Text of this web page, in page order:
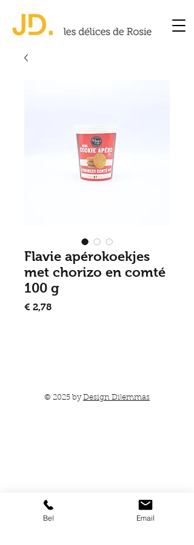
Flavie apérokoekjes
met chorizo en comté
100 g
€ 2,78Prijs
© 2025 byDesign Dilemmas
Bel Email